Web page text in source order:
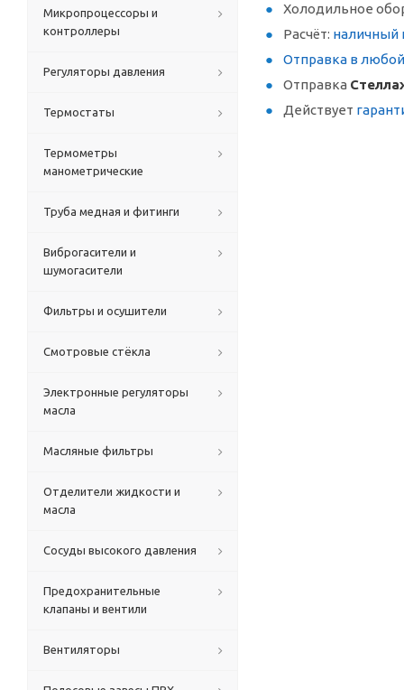
Холодильное
Расчёт: наличный
Отправка в
Отправка
Действует
Микропроцессоры и
контроллеры
Регуляторы давления
Термостаты
Термометры
манометрические
Труба медная и фитинги
Виброгасители и
шумогасители
Фильтры и осушители
Смотровые стёкла
Электронные регуляторы
масла
Масляные фильтры
Отделители жидкости и
масла
Сосуды высокого давления
Предохранительные
клапаны и вентили
Вентиляторы